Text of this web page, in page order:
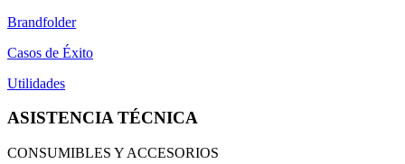
Brandfolder
Casos de Éxito
Utilidades
ASISTENCIA TÉCNICA
CONSUMIBLES Y ACCESORIOS